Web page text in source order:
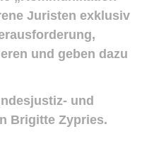
Juristen exklusiv
und geben dazu
und
Brigitte Zypries.